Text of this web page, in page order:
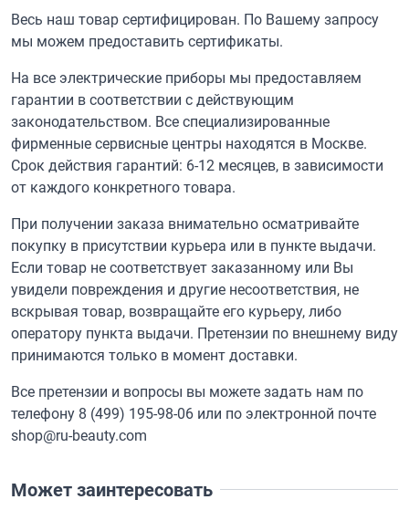
Весь наш товар сертифицирован. По Вашему запросу
мы можем предоставить сертификаты.
На все электрические приборы мы предоставляем
гарантии в соответствии с действующим
законодательством. Все специализированные
фирменные сервисные центры находятся в Москве.
Срок действия гарантий: 6-12 месяцев, в зависимости
от каждого конкретного товара.
При получении заказа внимательно осматривайте
покупку в присутствии курьера или в пункте выдачи.
Если товар не соответствует заказанному или Вы
увидели повреждения и другие несоответствия, не
вскрывая товар, возвращайте его курьеру, либо
оператору пункта выдачи. Претензии по внешнему виду
принимаются только в момент доставки.
Все претензии и вопросы вы можете задать нам по
телефону 8 (499) 195-98-06 или по электронной почте
shop@ru-beauty.com
Может заинтересовать